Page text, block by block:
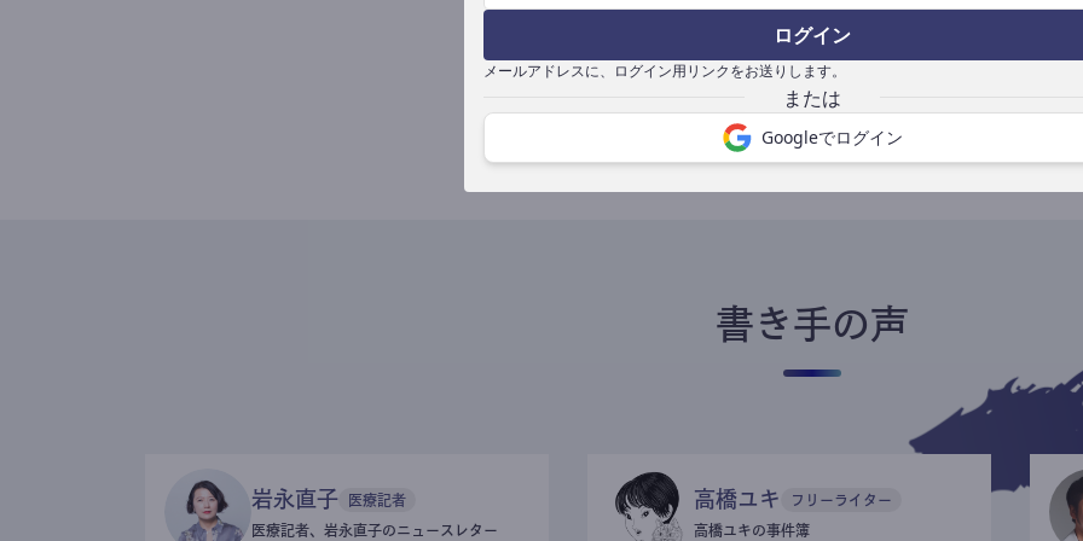
ログイン
メールアドレスに、ログイン用リンクをお送りします。
Googleでログイン
書き手になる
書き手の声
岩永直子 医療記者
医療記者、岩永直子のニュースレター
高橋ユキ フリーライター
高橋ユキの事件簿